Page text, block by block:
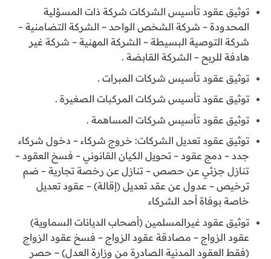
توثيق عقود تأسيس الشركات شركة ذات المسؤلية
المحدودة – شركة الشخص الواحد – الشركة التضامنية –
شركة التوصية البسيطة – الشركة المهنية – شركة غير
هادفة للربح – الشركة القابضة .
توثيق عقود تأسيس شركات المبرات .
توثيق عقود تأسيس شركات المركبات الصغيرة .
توثيق عقود تأسيس شركات المساهمة .
توثيق عقود تعديل الشركات: خروج شركاء – دخول شركاء
جدد – دمج عقود – تحويل الكيان القانوني – فسخ العقود –
تنازل جزئي عن حصص – تنازل عن رخصة تجارية – ضم
ترخيص – عدول عن عقد تعديل (إقالة) – عقود تعديل
خاصة بوفاة أحد الشركاء
توثيق عقود غيرالمسلمين (أصحاب الديانات السماوية)
عقود الزواج – مصادقة عقود الزواج – فسخ عقود الزواج
(فقط العقود المدنية الصادرة من وزارة العدل) – حصر